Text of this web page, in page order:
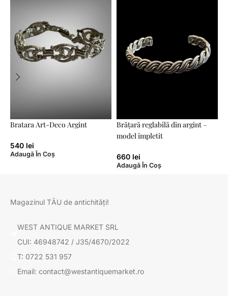
Bratara Art-Deco Argint
540 lei
Adaugă În Coș
Brățară reglabilă din argint –
model împletit
660 lei
Adaugă În Coș
Magazinul TĂU de antichități!
WEST ANTIQUE MARKET SRL
CUI: 46948742 / J35/4670/2022
T: 0722 531 957
Email: contact@westantiquemarket.ro